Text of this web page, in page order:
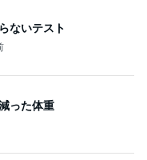
ないテスト
った体重